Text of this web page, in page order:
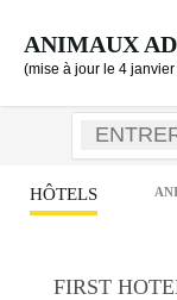
ANIMAUX
(mise à jour le 4
HÔTELS
FIRST